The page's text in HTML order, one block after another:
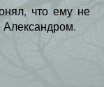
что ему не
Александром.